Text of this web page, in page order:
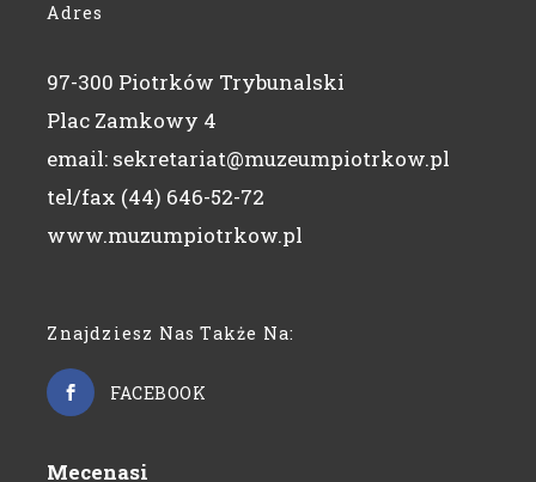
Adres
97-300 Piotrków Trybunalski
Plac Zamkowy 4
email: sekretariat@muzeumpiotrkow.pl
tel/fax (44) 646-52-72
www.muzumpiotrkow.pl
Znajdziesz Nas Także Na:
FACEBOOK
Mecenasi